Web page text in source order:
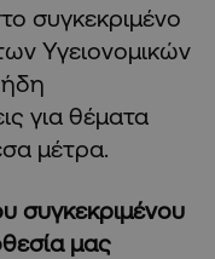
συγκεκριμένο
Υγειονομικών
για θέματα
μέτρα.
συγκεκριμένου
μας